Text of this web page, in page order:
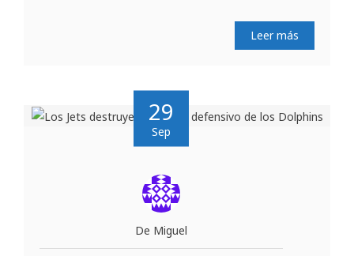
Leer más
29
Sep
De Miguel